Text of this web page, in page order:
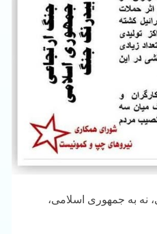
نه به جمهوری اسلامی،